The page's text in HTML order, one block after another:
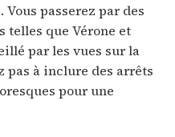
passerez par des
telles que Vérone et
par les vues sur la
pas à inclure des arrêts
pour une